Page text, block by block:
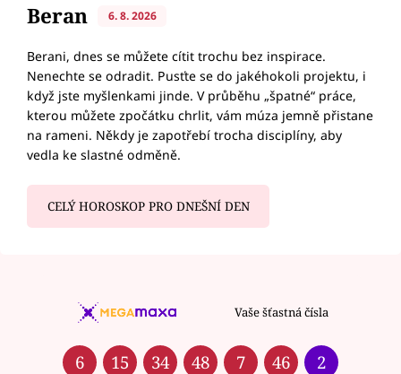
Beran 6. 8. 2026
Berani, dnes se můžete cítit trochu bez inspirace.
Nenechte se odradit. Pusťte se do jakéhokoli projektu, i
když jste myšlenkami jinde. V průběhu „špatné“ práce,
kterou můžete zpočátku chrlit, vám múza jemně přistane
na rameni. Někdy je zapotřebí trocha disciplíny, aby
vedla ke slastné odměně.
CELÝ HOROSKOP PRO DNEŠNÍ DEN
Vaše šťastná čísla
6 15 34 48 7 46 2